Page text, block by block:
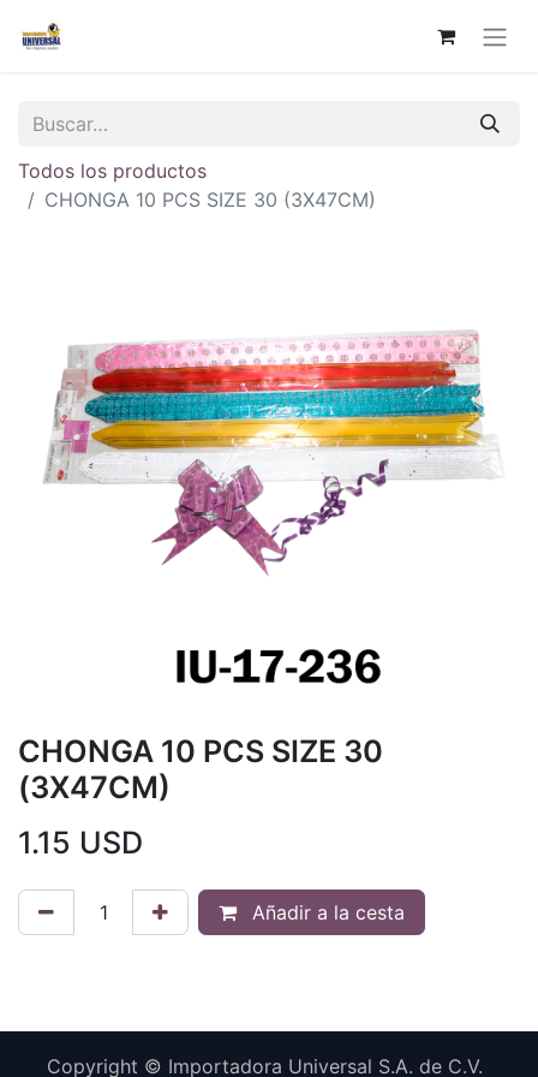
Todos los productos
CHONGA 10 PCS SIZE 30 (3X47CM)
CHONGA 10 PCS SIZE 30
(3X47CM)
1.15 USD
Añadir a la cesta
Copyright © Importadora Universal S.A. de C.V.